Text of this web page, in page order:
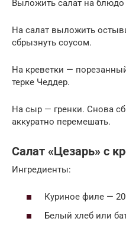
Выложить салат на
На салат выложить
сбрызнуть соусом.
На креветки —
терке Чеддер.
На сыр — гренки. Снова
аккуратно перемешать.
Салат «Цезарь» с
Ингредиенты:
Куриное филе —
Белый хлеб или